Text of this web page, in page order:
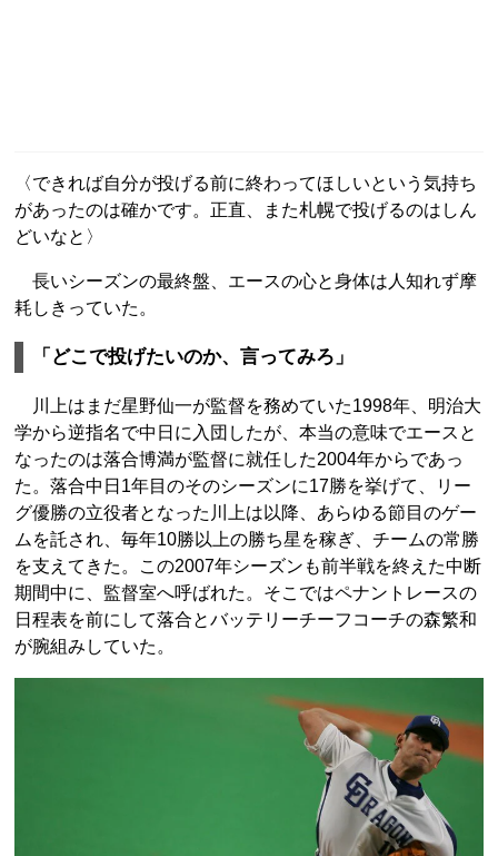
〈できれば自分が投げる前に終わってほしいという気持ち
があったのは確かです。正直、また札幌で投げるのはしん
どいなと〉
長いシーズンの最終盤、エースの心と身体は人知れず摩
耗しきっていた。
「どこで投げたいのか、言ってみろ」
川上はまだ星野仙一が監督を務めていた1998年、明治大
学から逆指名で中日に入団したが、本当の意味でエースと
なったのは落合博満が監督に就任した2004年からであっ
た。落合中日1年目のそのシーズンに17勝を挙げて、リー
グ優勝の立役者となった川上は以降、あらゆる節目のゲー
ムを託され、毎年10勝以上の勝ち星を稼ぎ、チームの常勝
を支えてきた。この2007年シーズンも前半戦を終えた中断
期間中に、監督室へ呼ばれた。そこではペナントレースの
日程表を前にして落合とバッテリーチーフコーチの森繁和
が腕組みしていた。